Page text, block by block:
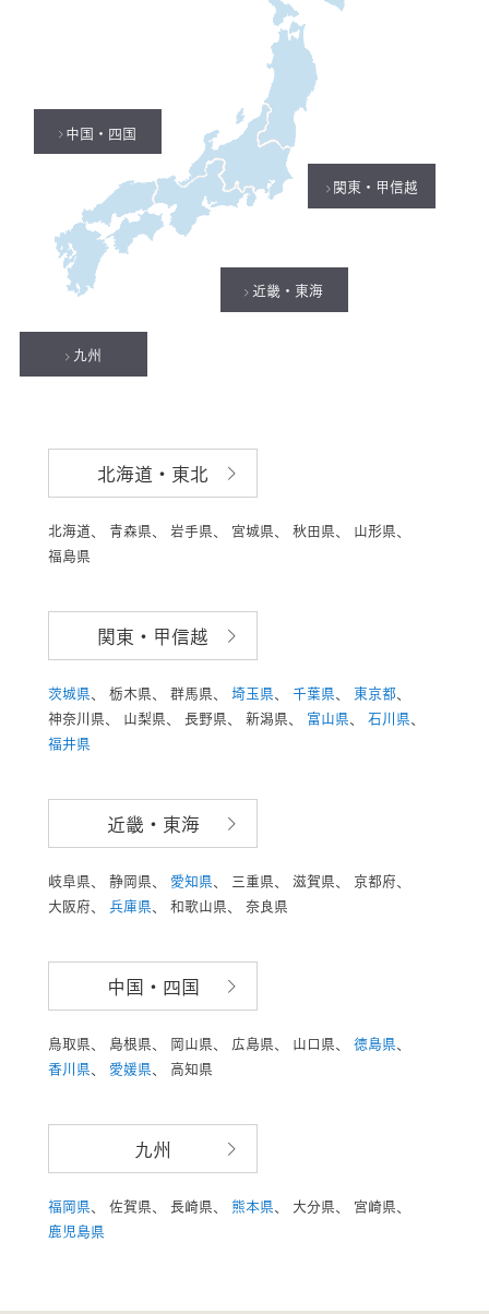
北海道・東北
北海道、 青森県、 岩手県、 宮城県、 秋田県、
山形県、
福島県
関東・甲信越
茨城県 栃木県、 群馬県、 埼玉県 千葉県 東京都
神奈川県、
山梨県、 長野県、 新潟県、 富山県 石川県
福井県
近畿・東海
岐阜県、 静岡県、 愛知県 三重県、 滋賀県、
京都府、
大阪府、
兵庫県 和歌山県、 奈良県
中国・四国
鳥取県、 島根県、 岡山県、 広島県、 山口県、 徳島県
香川県
愛媛県 高知県
九州
福岡県 佐賀県、 長崎県、 熊本県 大分県、
宮崎県、
鹿児島県
関東・甲信越
近畿・東海
中国・四国
九州